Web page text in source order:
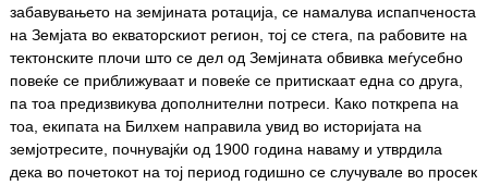
забавувањето на земјината ротација, се намалува испапченоста
на Земјата во екваторскиот регион, тој се стега, па рабовите на
тектонските плочи што се дел од Земјината обвивка меѓусебно
повеќе се приближуваат и повеќе се притискаат една со друга,
па тоа предизвикува дополнителни потреси. Како поткрепа на
тоа, екипата на Билхем направила увид во историјата на
земјотресите, почнувајќи од 1900 година наваму и утврдила
дека во почетокот на тој период годишно се случувале во просек